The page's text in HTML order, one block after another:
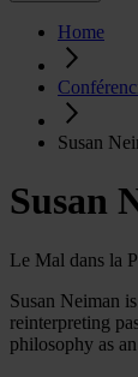
Home
Susan
Susan
Le Mal dans la
Susan Neiman
reinterpreting
philosophy as